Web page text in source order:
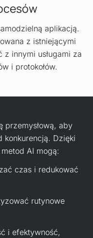
aplikacją.
z istniejącymi
z innymi usługami za
i protokołów.
przemysłową, aby
konkurencją. Dzięki
AI mogą:
czas i redukować
rutynowe
i efektywność,